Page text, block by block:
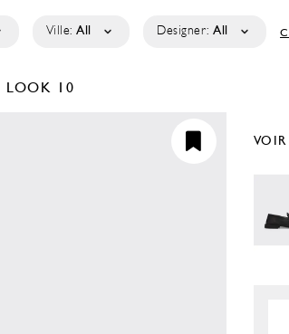
Ville: All Designer: All
LOOK 10